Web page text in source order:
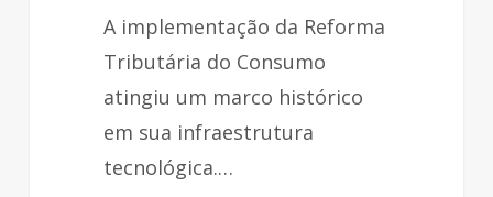
documentos
A implementação da Reforma
Tributária do Consumo
atingiu um marco histórico
em sua infraestrutura
tecnológica.…